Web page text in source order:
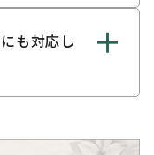
も対応し